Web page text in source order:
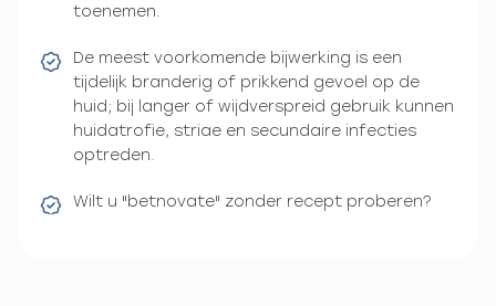
toenemen.
De meest voorkomende bijwerking is een
tijdelijk branderig of prikkend gevoel op de
huid; bij langer of wijdverspreid gebruik kunnen
huidatrofie, striae en secundaire infecties
optreden.
Wilt u "betnovate" zonder recept proberen?